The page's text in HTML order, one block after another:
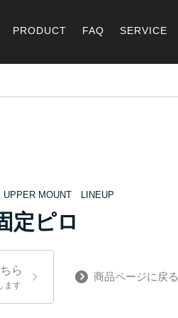
PRODUCT FAQ SERVICE
UPPER MOUNT LINEUP
定ピロ
ら
ます
商品ページに戻る